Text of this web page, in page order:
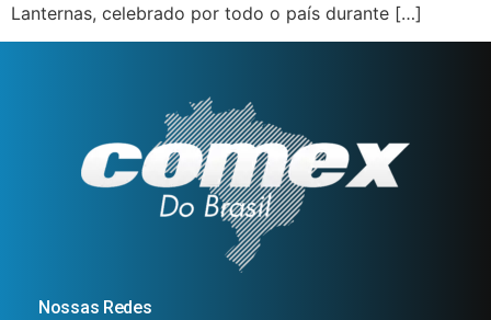
Lanternas, celebrado por todo o país durante […]
Nossas Redes